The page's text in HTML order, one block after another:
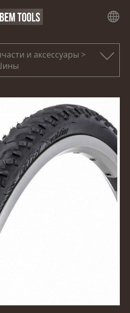
и аксессуары >